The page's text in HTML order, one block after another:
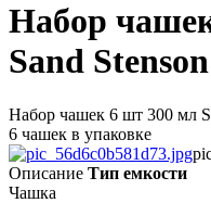
Набор
Sand
Набор чашек 6 шт 300 мл
6 чашек в упаковке
Описание Тип емкости
Чашка